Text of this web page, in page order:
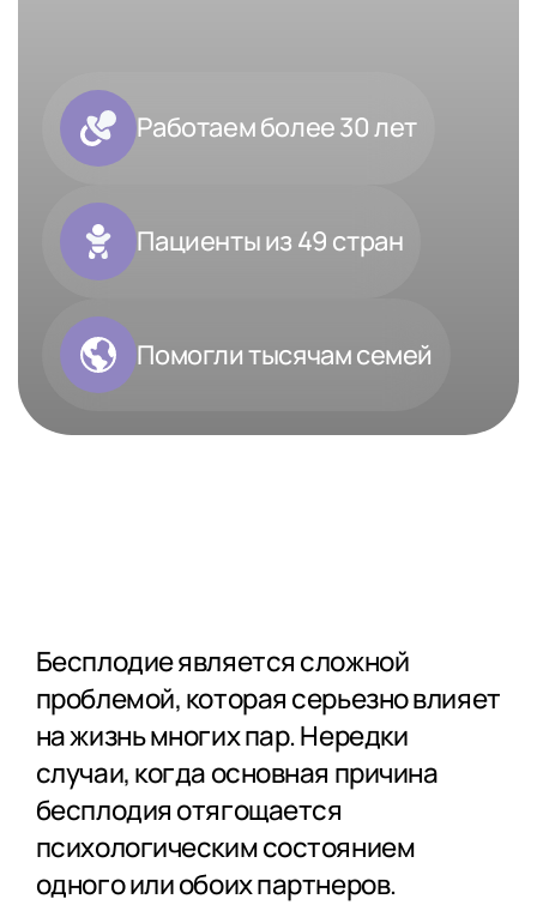
Работаем более 30 лет
Пациенты из 49 стран
Помогли тысячам семей
Бесплодие является сложной
проблемой, которая серьезно влияет
на жизнь многих пар. Нередки
случаи, когда основная причина
бесплодия отягощается
психологическим состоянием
одного или обоих партнеров.